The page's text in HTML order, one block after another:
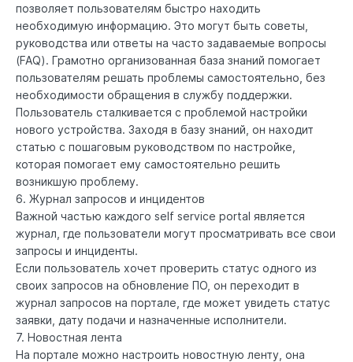
позволяет пользователям быстро находить
необходимую информацию. Это могут быть советы,
руководства или ответы на часто задаваемые вопросы
(FAQ). Грамотно организованная база знаний помогает
пользователям решать проблемы самостоятельно, без
необходимости обращения в службу поддержки.
Пользователь сталкивается с проблемой настройки
нового устройства. Заходя в базу знаний, он находит
статью с пошаговым руководством по настройке,
которая помогает ему самостоятельно решить
возникшую проблему.
6. Журнал запросов и инцидентов
Важной частью каждого self service portal является
журнал, где пользователи могут просматривать все свои
запросы и инциденты.
Если пользователь хочет проверить статус одного из
своих запросов на обновление ПО, он переходит в
журнал запросов на портале, где может увидеть статус
заявки, дату подачи и назначенные исполнители.
7. Новостная лента
На портале можно настроить новостную ленту, она